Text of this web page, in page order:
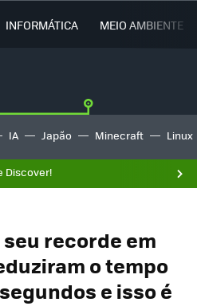
INFORMÁTICA MEIO AMBIENTE
IA Japão Minecraft Linux
Discover!
recorde em
o tempo
e isso é